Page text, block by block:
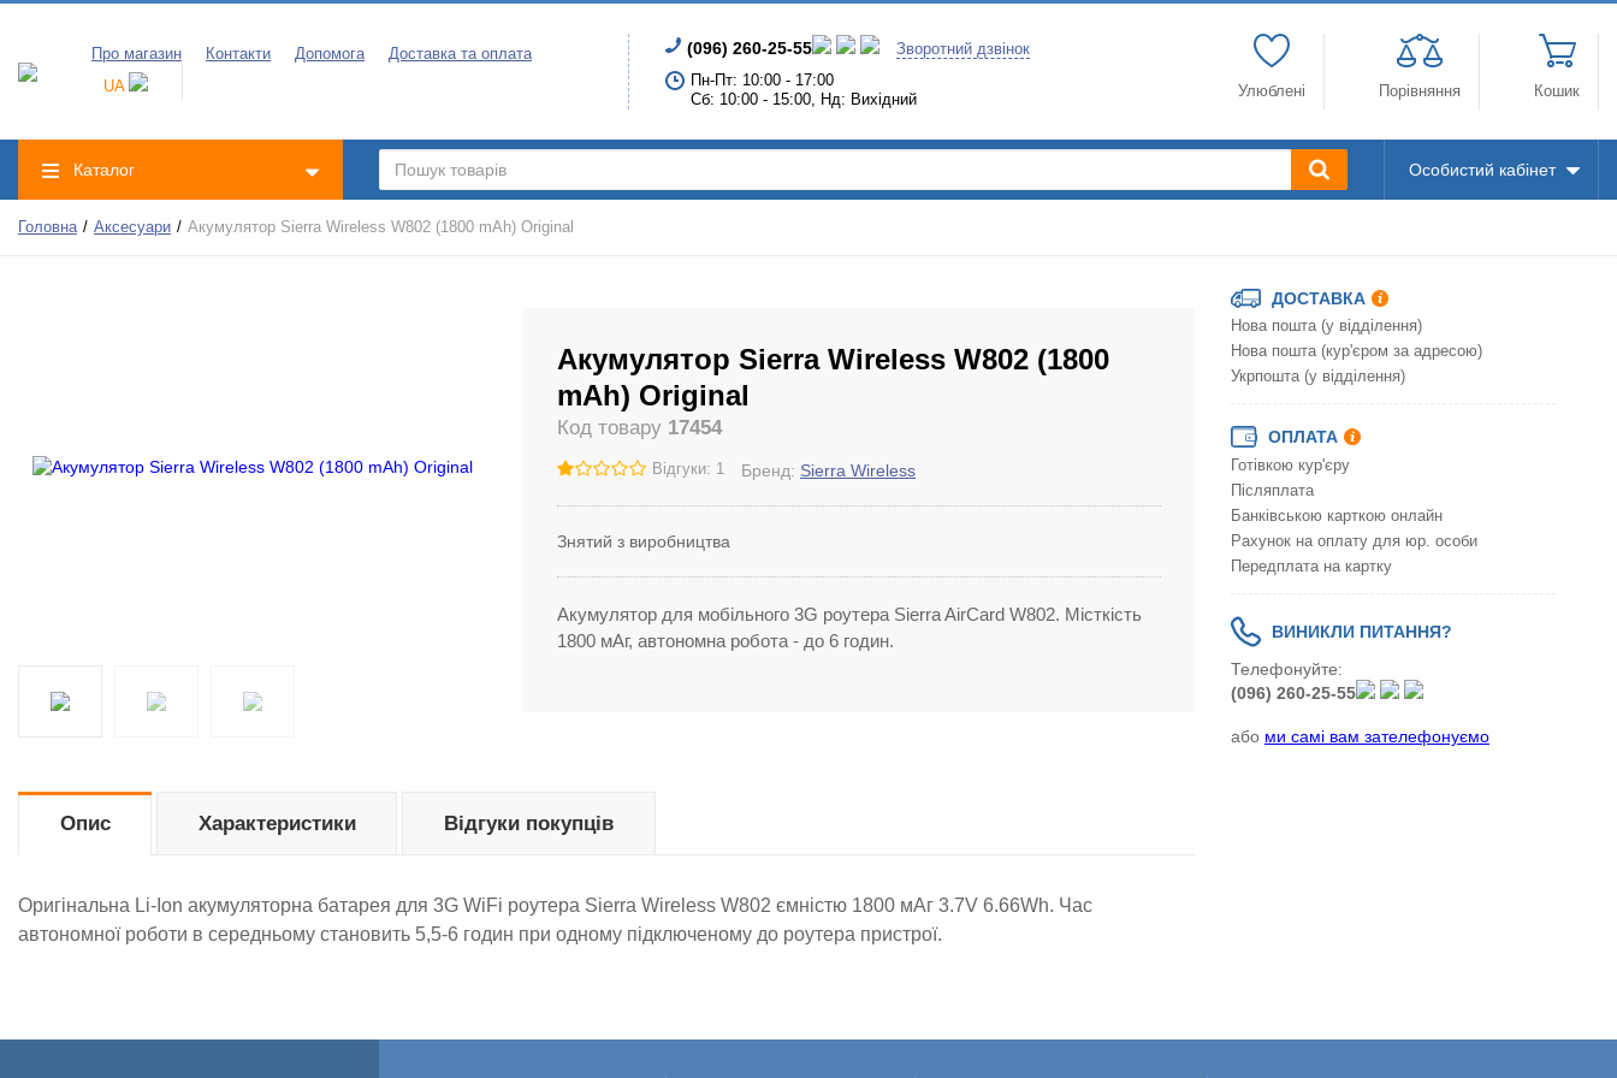
Про магазин Контакти Допомога
Доставка та оплата
UA
(096) 260-25-55
Зворотний дзвінок
Пн-Пт: 10:00 - 17:00
Сб: 10:00 - 15:00, Нд: Вихідний
Улюблені Порівняння Кошик
Каталог Особистий кабінет
Головна Аксесуари Акумулятор Sierra Wireless W802 (1800 mAh) Original
Акумулятор Sierra Wireless W802 (1800
mAh) Original
Код товару 17454
Відгуки: 1 Бренд: Sierra Wireless
Знятий з виробництва
Акумулятор для мобільного 3G роутера Sierra AirCard W802. Місткість
1800 мАг, автономна робота - до 6 годин.
Опис
Оригінальна Li-Ion акумуляторна батарея для 3G WiFi роутера Sierra Wireless W802 ємністю 1800 мАг 3.7V 6.66Wh. Час
автономної роботи в середньому становить 5,5-6 годин при одному підключеному до роутера пристрої.
Характеристики Відгуки покупців
ДОСТАВКА
Нова пошта (у відділення)
Нова пошта (кур'єром за адресою)
Укрпошта (у відділення)
ОПЛАТА
Готівкою кур'єру
Післяплата
Банківською карткою онлайн
Рахунок на оплату для юр. особи
Передплата на картку
ВИНИКЛИ ПИТАННЯ?
Телефонуйте:
(096) 260-25-55
або ми самі вам зателефонуємо